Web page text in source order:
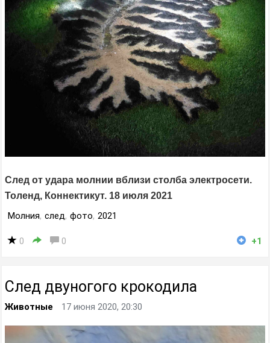
След от удара молнии вблизи столба электросети.
Толенд, Коннектикут. 18 июля 2021
Молния, след, фото, 2021
0 0 +1
След двуногого крокодила
Животные 17 июня 2020, 20:30